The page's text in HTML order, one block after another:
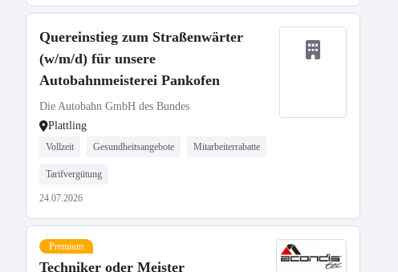
Quereinstieg zum Straßenwärter
(w/m/d) für unsere
Autobahnmeisterei Pankofen
Die Autobahn GmbH des Bundes
Plattling
Vollzeit Gesundheitsangebote Mitarbeiterrabatte
Tarifvergütung
24.07.2026
Premium
Techniker oder Meister